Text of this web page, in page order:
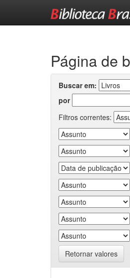
Página de
Buscar em:
por
Filtros correntes:
Retornar valores